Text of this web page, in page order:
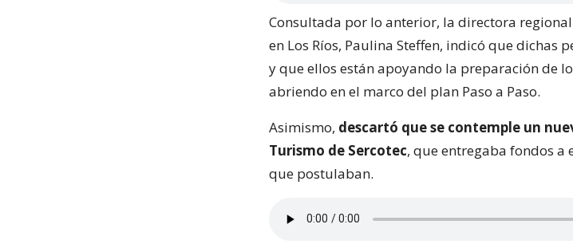
Consultada por lo anterior, la directora
en Los Ríos, Paulina Steffen, indicó que dichas
y que ellos están apoyando la preparación de
abriendo en el marco del plan Paso a Paso.
Asimismo, descartó que se contemple un
Turismo de Sercotec, que entregaba fondos a
que postulaban.